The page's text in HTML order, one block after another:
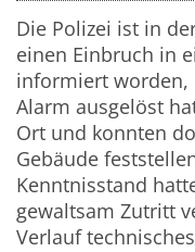
Die Polizei ist in
einen Einbruch in
informiert worden,
Alarm ausgelöst
Ort und konnten
Gebäude
Kenntnisstand
gewaltsam Zutritt
Verlauf